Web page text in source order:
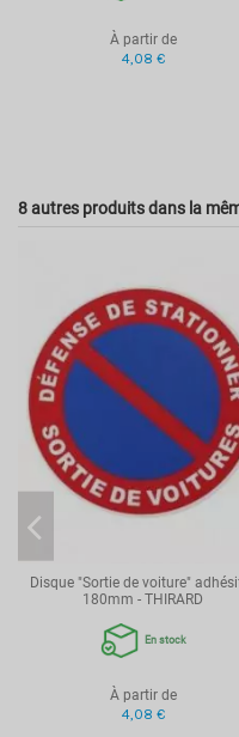
À partir de
4,08 €
8 autres produits dans la
Disque "Sortie de voiture"
180mm - THIRARD
En stock
À partir de
4,08 €